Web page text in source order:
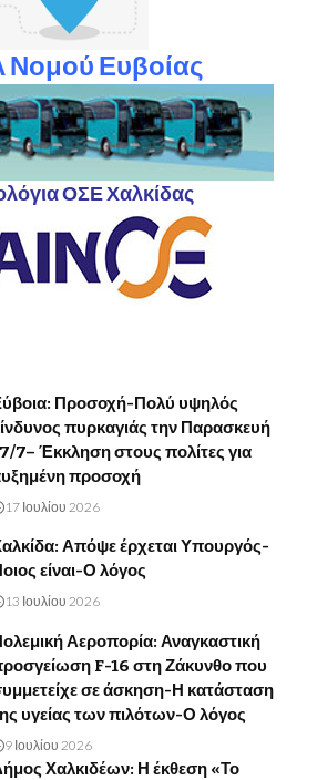
Ευβοίας
ΟΣΕ Χαλκίδας
Προσοχή-Πολύ υψηλός
πυρκαγιάς την Παρασκευή
7– Έκκληση στους πολίτες για
προσοχή
17 Ιουλίου 2026
Απόψε έρχεται Υπουργός-
είναι-Ο λόγος
13 Ιουλίου 2026
Αεροπορία: Αναγκαστική
F-16 στη Ζάκυνθο που
σε άσκηση-Η κατάσταση
υγείας των πιλότων-Ο λόγος
9 Ιουλίου 2026
Χαλκιδέων: Η έκθεση «Το